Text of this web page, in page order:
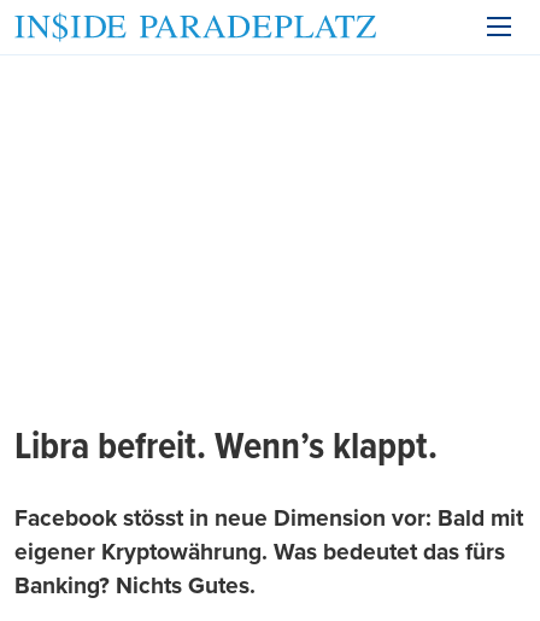
Libra befreit. Wenn’s klappt.
Facebook stösst in neue Dimension vor: Bald mit
eigener Kryptowährung. Was bedeutet das fürs
Banking? Nichts Gutes.